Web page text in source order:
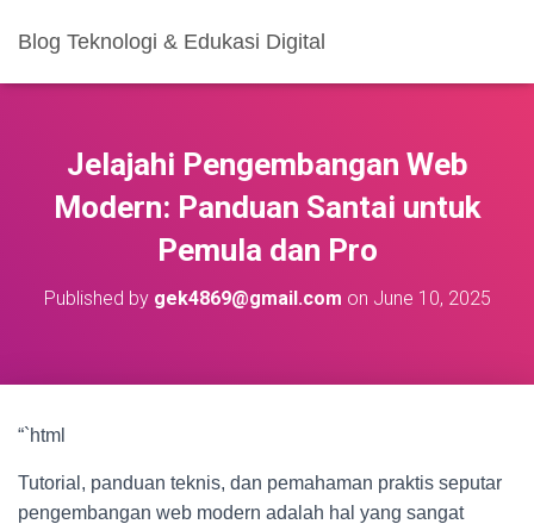
Blog Teknologi & Edukasi Digital
Jelajahi Pengembangan Web
Modern: Panduan Santai untuk
Pemula dan Pro
Published by gek4869@gmail.com on June 10, 2025
“`html
Tutorial, panduan teknis, dan pemahaman praktis seputar
pengembangan web modern adalah hal yang sangat